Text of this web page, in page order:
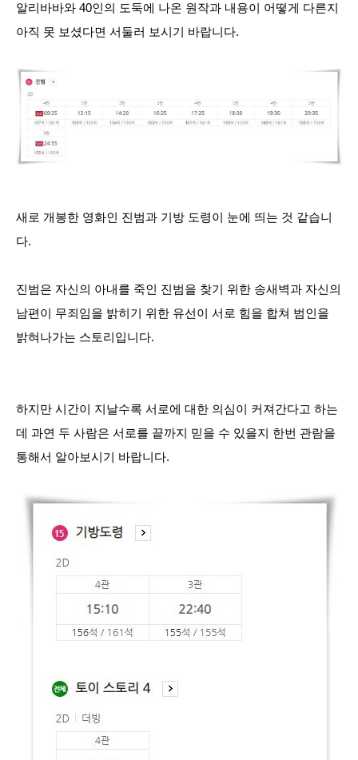
알리바바와 40인의 도둑에 나온 원작과 내용이 어떻게 다른지
아직 못 보셨다면 서둘러 보시기 바랍니다.
새로 개봉한 영화인 진범과 기방 도령이 눈에 띄는 것 같습니
다.
진범은 자신의 아내를 죽인 진범을 찾기 위한 송새벽과 자신의
남편이 무죄임을 밝히기 위한 유선이 서로 힘을 합쳐 범인을
밝혀나가는 스토리입니다.
하지만 시간이 지날수록 서로에 대한 의심이 커져간다고 하는
데 과연 두 사람은 서로를 끝까지 믿을 수 있을지 한번 관람을
통해서 알아보시기 바랍니다.